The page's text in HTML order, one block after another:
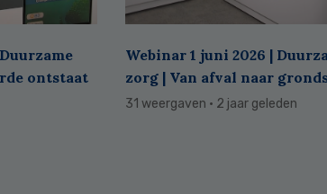
ontstaat
Webinar 1 juni 2026 |
zorg | Van afval naar
31 weergaven · 2 jaar geleden